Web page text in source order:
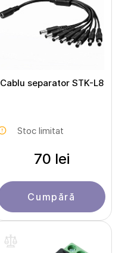
Cablu separator STK-L8
Stoc limitat
70 lei
Cumpără